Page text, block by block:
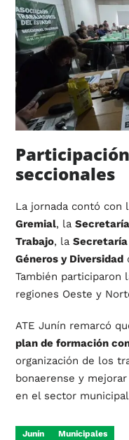
seccionales
La jornada contó con
Gremial, la
Trabajo, la Secretaría
Géneros y Diversidad
También participaron
regiones Oeste y
ATE Junín remarcó
plan de formación
organización de los
bonaerense y
en el sector
Junín Municipales